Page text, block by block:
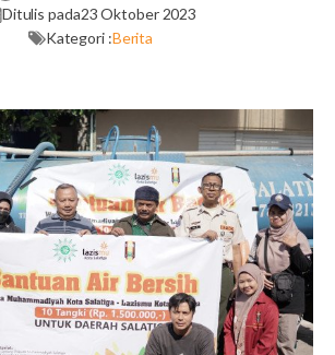
Ditulis pada23 Oktober 2023
Kategori :Berita